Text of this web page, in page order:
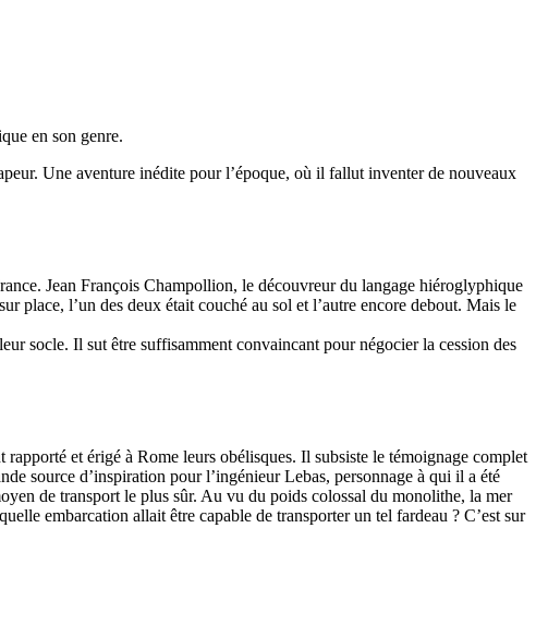
en son genre.
Une aventure inédite pour l’époque, où il fallut inventer de nouveaux
Jean François Champollion, le découvreur du langage hiéroglyphique
place, l’un des deux était couché au sol et l’autre encore debout. Mais le
socle. Il sut être suffisamment convaincant pour négocier la cession des
et érigé à Rome leurs obélisques. Il subsiste le témoignage complet
source d’inspiration pour l’ingénieur Lebas, personnage à qui il a été
de transport le plus sûr. Au vu du poids colossal du monolithe, la mer
embarcation allait être capable de transporter un tel fardeau ? C’est sur